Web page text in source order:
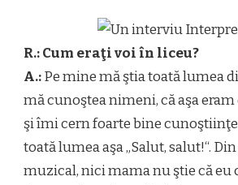
R.: Cum eraţi voi în liceu?
A.:Pe mine mă ştia toată lumea
mă cunoştea nimeni, că aşa eram
şi îmi cern foarte bine
toată lumea aşa „Salut, salut!“.
muzical, nici mama nu ştie că eu